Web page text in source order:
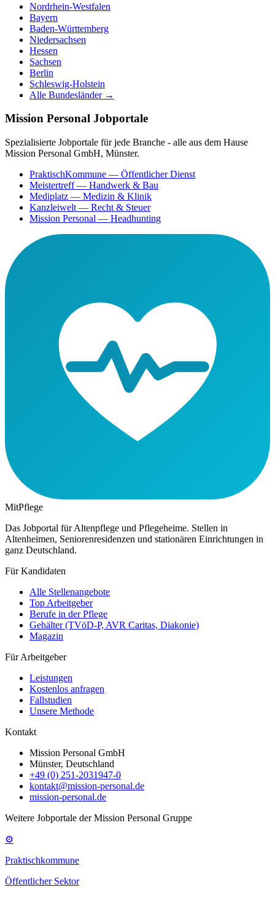
Nordrhein-Westfalen
Bayern
Baden-Württemberg
Niedersachsen
Hessen
Sachsen
Berlin
Schleswig-Holstein
Alle Bundesländer →
Mission Personal Jobportale
Spezialisierte Jobportale für jede Branche - alle aus dem Hause
Mission Personal GmbH, Münster.
PraktischKommune — Öffentlicher Dienst
Meistertreff— Handwerk & Bau
Mediplatz — Medizin & Klinik
Kanzleiwelt — Recht & Steuer
Mission Personal — Headhunting
MitPflege
Das Jobportal für Altenpflege und Pflegeheime. Stellen in
Altenheimen, Seniorenresidenzen und stationären Einrichtungen in
ganz Deutschland.
Für Kandidaten
Alle Stellenangebote
Top Arbeitgeber
Berufe in der Pflege
Gehälter (TVöD-P, AVR Caritas, Diakonie)
Magazin
Für Arbeitgeber
Leistungen
Kostenlos anfragen
Fallstudien
Unsere Methode
Kontakt
Mission Personal GmbH
Münster, Deutschland
+49 (0) 251-2031947-0
kontakt@mission-personal.de
mission-personal.de
Weitere Jobportale der Mission Personal Gruppe
⚙
Praktischkommune
Öffentlicher Sektor